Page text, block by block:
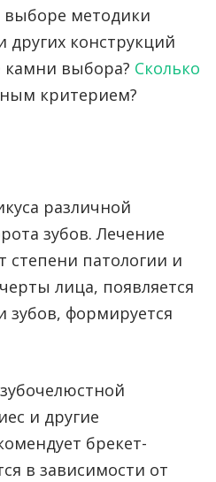
методики
других конструкций
выбора? Сколько
критерием?
различной
зубов. Лечение
степени патологии и
лица, появляется
зубов, формируется
и другие
брекет-
в зависимости от